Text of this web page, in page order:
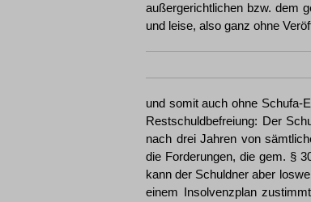
außergerichtlichen bzw. dem
und leise, also ganz ohne
und somit auch ohne Schufa-
Restschuldbefreiung: Der
nach drei Jahren von
die Forderungen, die gem. §
kann der Schuldner aber
einem Insolvenzplan